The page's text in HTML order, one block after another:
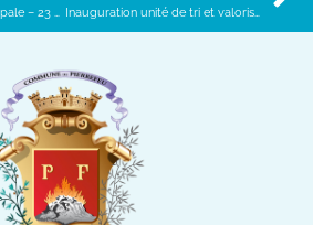
Inauguration unité de tri et valorisation – 26 avril 2024